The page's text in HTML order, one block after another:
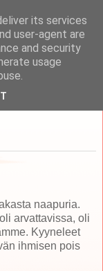
blogi
naapuria.
arvattavissa, oli
Kyyneleet
ihmisen pois
its services
user-agent are
and security
usage